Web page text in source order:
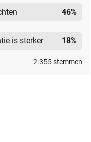
46%
is sterker 18%
2.355stemmen